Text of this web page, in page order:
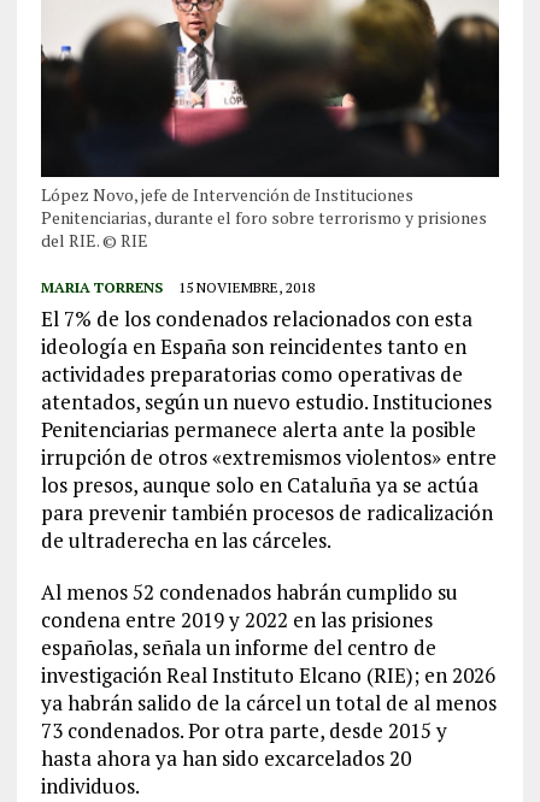
López Novo, jefe de Intervención de Instituciones
Penitenciarias, durante el foro sobre terrorismo y prisiones
del RIE. © RIE
MARIA TORRENS 15 NOVIEMBRE, 2018
El 7% de los condenados relacionados con esta
ideología en España son reincidentes tanto en
actividades preparatorias como operativas de
atentados, según un nuevo estudio. Instituciones
Penitenciarias permanece alerta ante la posible
irrupción de otros «extremismos violentos» entre
los presos, aunque solo en Cataluña ya se actúa
para prevenir también procesos de radicalización
de ultraderecha en las cárceles.
Al menos 52 condenados habrán cumplido su
condena entre 2019 y 2022 en las prisiones
españolas, señala un informe del centro de
investigación Real Instituto Elcano (RIE); en 2026
ya habrán salido de la cárcel un total de al menos
73 condenados. Por otra parte, desde 2015 y
hasta ahora ya han sido excarcelados 20
individuos.